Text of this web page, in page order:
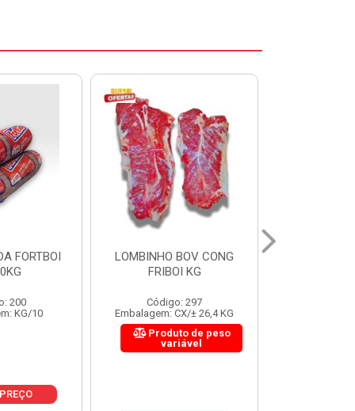
CONG
KG
297
± 26,4 KG
FIGADO BOV CONG FRIBOI
KG
Código: 222
Embalagem: CX/± 30,12 KG
Produto de peso
variável